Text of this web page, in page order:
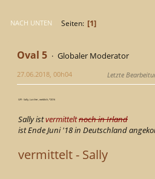
NACH UNTEN Seiten 1
Oval 5 Globaler Moderator
27.06.2018, 00h04 Letzte
GPI - Sally, Lurcher, weiblich, *2016
Sally istvermitteltnoch in Irland
ist Ende Juni '18 in Deutschland
vermittelt - Sally